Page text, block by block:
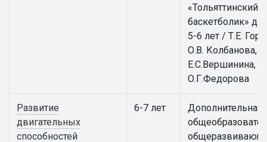
«Тольяттинский
баскетболик»
5-6 лет / Т.Е.
О.В. Колбанова,
Е.С.Вершинина,
О.Г.Федорова
Развитие
двигательных
способностей
6-7 лет
Дополнительная